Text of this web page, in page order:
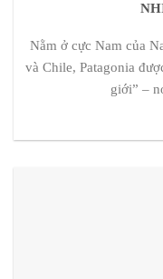
Nằm ở cực Nam của
và Chile, Patagonia
giới” –